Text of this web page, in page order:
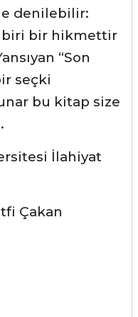
denilebilir:
biri bir hikmettir
“Son
seçki
bu kitap size
İlahiyat
Çakan